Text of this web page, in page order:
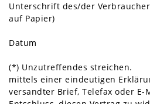
Unterschrift des/der
auf Papier)
Datum
(*) Unzutreffendes streichen.
mittels einer eindeutigen
versandter Brief, Telefax oder E-